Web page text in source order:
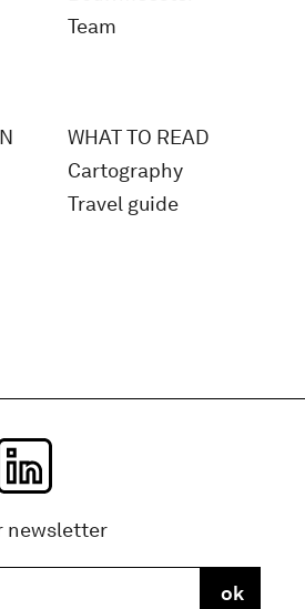
Team
WHAT TO READ
Cartography
Travel guide
newsletter